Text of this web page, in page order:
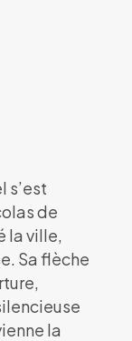
s’est
de
la ville,
Sa flèche
la